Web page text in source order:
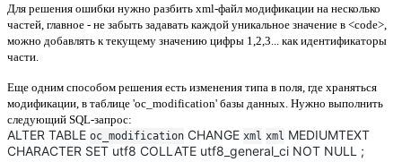
Для решения ошибки нужно разбить xml-файл модификации на несколько
частей, главное - не забыть задавать каждой уникальное значение в <code>,
можно добавлять к текущему значению цифры 1,2,3... как идентификаторы
части.
Еще одним способом решения есть изменения типа в поля, где храняться
модификации, в таблице 'oc_modification' базы данных. Нужно выполнить
следующий SQL-запрос:
ALTER TABLE oc_modification CHANGE xml xml MEDIUMTEXT
CHARACTER SET utf8 COLLATE utf8_general_ci NOT NULL ;